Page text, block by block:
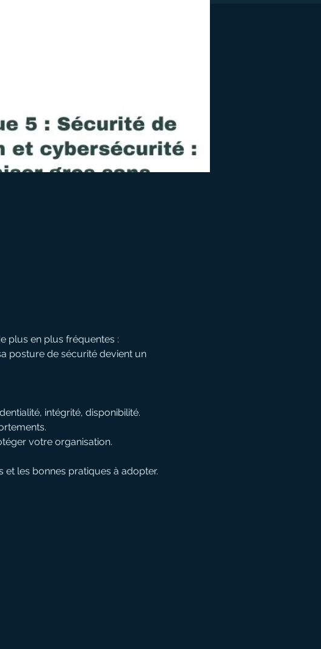
plus en plus fréquentes :
posture de sécurité devient un
intégrité, disponibilité.
votre organisation.
et les bonnes pratiques à adopter.